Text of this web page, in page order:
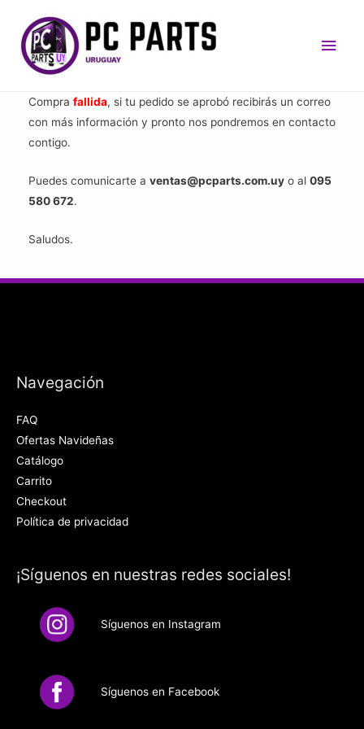
Compra fallida, si tu pedido se aprobó recibirás un correo
con más información y pronto nos pondremos en contacto
contigo.
Puedes comunicarte a ventas@pcparts.com.uy o al 095
580 672.
Saludos.
Navegación
FAQ
Ofertas Navideñas
Catálogo
Carrito
Checkout
Política de privacidad
¡Síguenos en nuestras redes sociales!
Síguenos en Instagram
Síguenos en Facebook